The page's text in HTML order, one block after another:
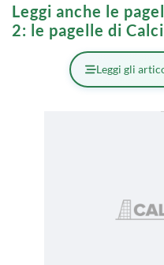
Leggi anche le
2: le pagelle di
Leggi gli